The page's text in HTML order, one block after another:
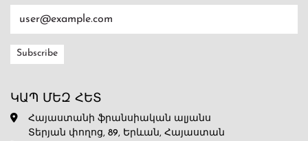
ԿԱՊ ՄԵԶ ՀԵՏ
Հայաստանի ֆրանսիական ալյանս
Տերյան փողոց, 89, Երևան, Հայաստան